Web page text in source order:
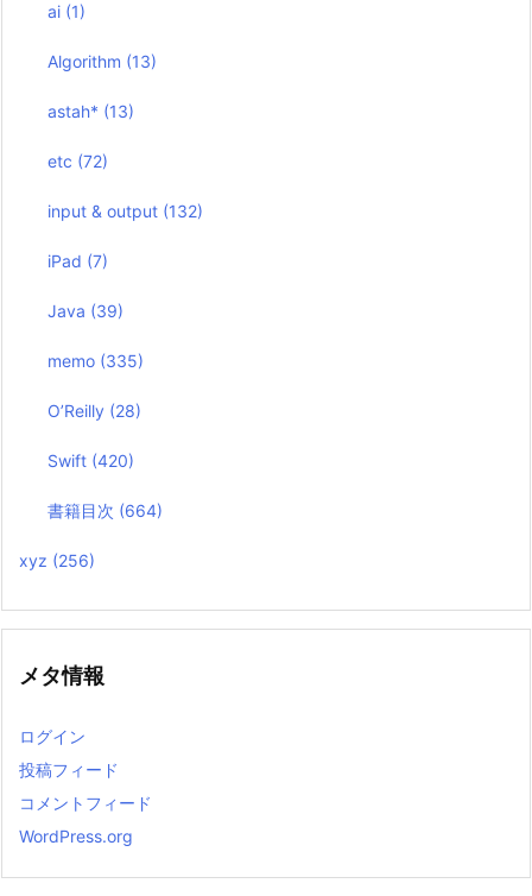
ai (1)
Algorithm (13)
astah* (13)
etc (72)
input & output (132)
iPad (7)
Java (39)
memo (335)
O’Reilly (28)
Swift (420)
書籍目次 (664)
xyz (256)
メタ情報
ログイン
投稿フィード
コメントフィード
WordPress.org